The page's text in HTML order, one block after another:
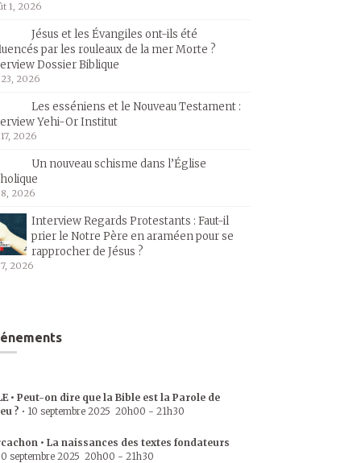
1, 2026
Jésus et les Évangiles ont-ils été
par les rouleaux de la mer Morte ?
Dossier Biblique
23, 2026
Les esséniens et le Nouveau Testament :
Yehi-Or Institut
2026
Un nouveau schisme dans l’Église
8, 2026
Interview Regards Protestants : Faut-il
prier le Notre Père en araméen pour se
rapprocher de Jésus ?
7, 2026
• Peut-on dire que la Bible est la Parole de
? • 10 septembre 2025 20h00 - 21h30
• La naissances des textes fondateurs
septembre 2025 20h00 - 21h30